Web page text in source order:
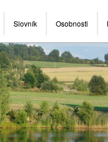
Slovník Osobnosti